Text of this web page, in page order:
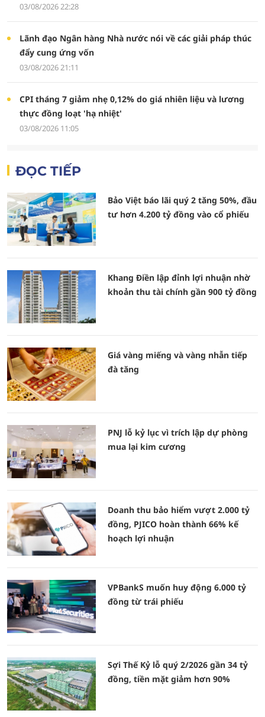
03/08/2026 22:28
Lãnh đạo Ngân hàng Nhà nước nói về các giải pháp thúc
đẩy cung ứng vốn
03/08/2026 21:11
CPI tháng 7 giảm nhẹ 0,12% do giá nhiên liệu và lương
thực đồng loạt 'hạ nhiệt'
03/08/2026 11:05
ĐỌC TIẾP
Bảo Việt báo lãi quý 2 tăng 50%, đầu
tư hơn 4.200 tỷ đồng vào cổ phiếu
Khang Điền lập đỉnh lợi nhuận nhờ
khoản thu tài chính gần 900 tỷ đồng
Giá vàng miếng và vàng nhẫn tiếp
đà tăng
PNJ lỗ kỷ lục vì trích lập dự phòng
mua lại kim cương
Doanh thu bảo hiểm vượt 2.000 tỷ
đồng, PJICO hoàn thành 66% kế
hoạch lợi nhuận
VPBankS muốn huy động 6.000 tỷ
đồng từ trái phiếu
Sợi Thế Kỷ lỗ quý 2/2026 gần 34 tỷ
đồng, tiền mặt giảm hơn 90%